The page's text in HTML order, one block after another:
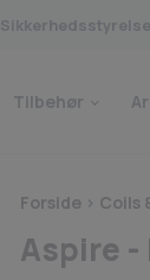
Tilbehør
Forside > Coils
Aspire -